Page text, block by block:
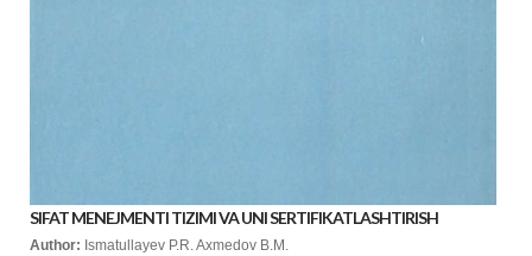
SIFAT MENEJMENTI TIZIMI VA UNI SERTIFIKATLASHTIRISH
Author: Ismatullayev P.R. Axmedov B.M.